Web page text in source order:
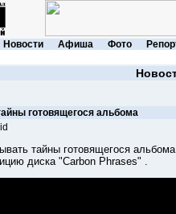
Новости Афиша Фото
готовящегося альбома
тайны готовящегося альбома.
диска "Carbon Phrases" .